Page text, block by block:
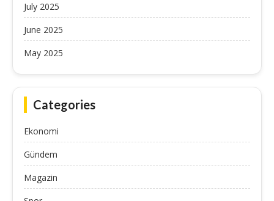
July 2025
June 2025
May 2025
Categories
Ekonomi
Gündem
Magazin